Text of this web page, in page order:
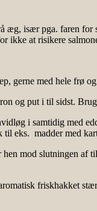
æg, især pga. faren
ikke at risikere
gerne med hele frø
og put i til sidst.
i samtidig med
til eks. madder med
mod slutningen af
friskhakket